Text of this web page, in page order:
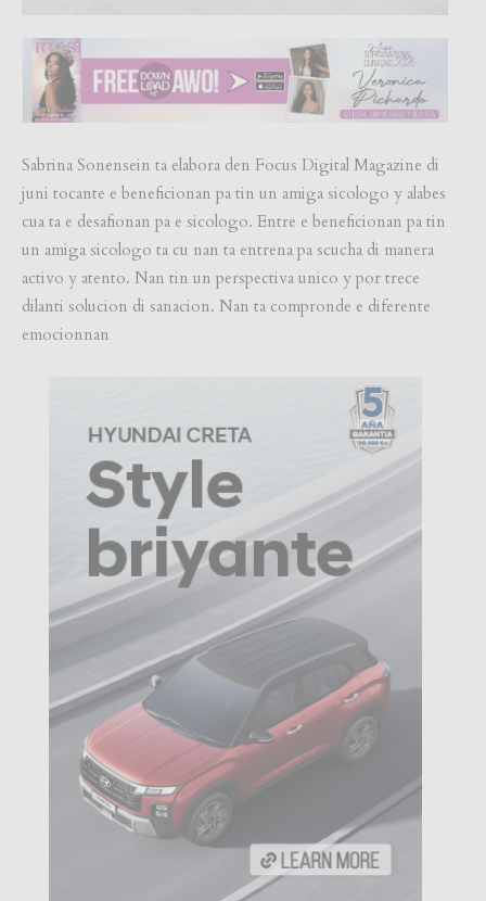
Sabrina Sonensein ta elabora den Focus Digital Magazine di
juni tocante e beneficionan pa tin un amiga sicologo y alabes
cua ta e desafionan pa e sicologo. Entre e beneficionan pa tin
un amiga sicologo ta cu nan ta entrena pa scucha di manera
activo y atento. Nan tin un perspectiva unico y por trece
dilanti solucion di sanacion. Nan ta compronde e diferente
emocionnan